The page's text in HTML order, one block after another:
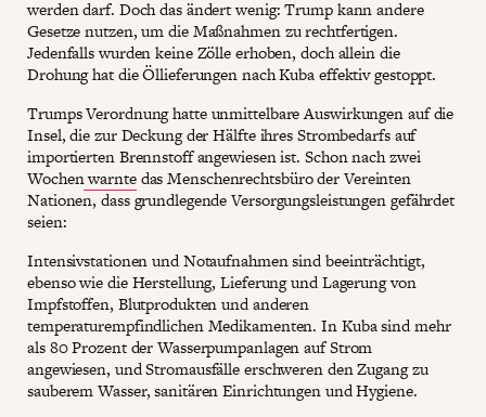
werden darf. Doch das ändert wenig: Trump kann andere
Gesetze nutzen, um die Maßnahmen zu rechtfertigen.
Jedenfalls wurden keine Zölle erhoben, doch allein die
Drohung hat die Öllieferungen nach Kuba effektiv gestoppt.
Trumps Verordnung hatte unmittelbare Auswirkungen auf die
Insel, die zur Deckung der Hälfte ihres Strombedarfs auf
importierten Brennstoff angewiesen ist. Schon nach zwei
Wochenwarntedas Menschenrechtsbüro der Vereinten
Nationen, dass grundlegende Versorgungsleistungen gefährdet
seien:
Intensivstationen und Notaufnahmen sind beeinträchtigt,
ebenso wie die Herstellung, Lieferung und Lagerung von
Impfstoffen, Blutprodukten und anderen
temperaturempfindlichen Medikamenten. In Kuba sind mehr
als 80 Prozent der Wasserpumpanlagen auf Strom
angewiesen, und Stromausfälle erschweren den Zugang zu
sauberem Wasser, sanitären Einrichtungen und Hygiene.